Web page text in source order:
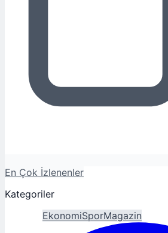
En Çok İzlenenler
Kategoriler
EkonomiSporMagazin